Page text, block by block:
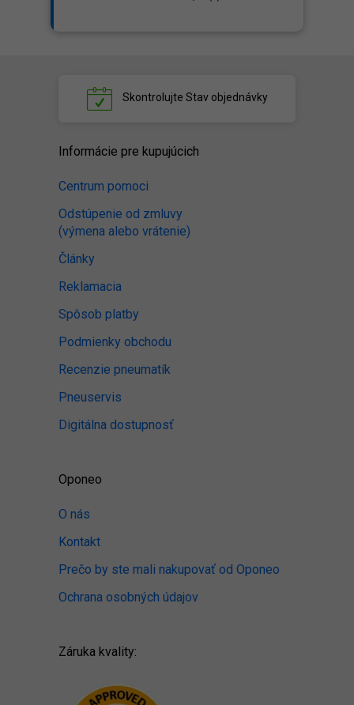
Skontrolujte Stav objednávky
Informácie pre kupujúcich
Centrum pomoci
Odstúpenie od zmluvy
(výmena alebo vrátenie)
Články
Reklamacia
Spôsob platby
Podmienky obchodu
Recenzie pneumatík
Pneuservis
Digitálna dostupnosť
Oponeo
O nás
Kontakt
Prečo by ste mali nakupovať od Oponeo
Ochrana osobných údajov
Záruka kvality: